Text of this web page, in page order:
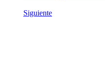
Siguiente